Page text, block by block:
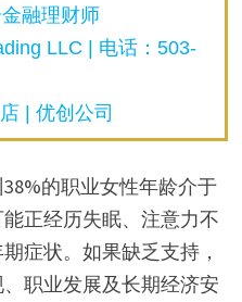
融理财师
LLC | 电话：503-
| 优创公司
的职业女性年龄介于
正经历失眠、注意力不
症状。如果缺乏支持，
职业发展及长期经济安